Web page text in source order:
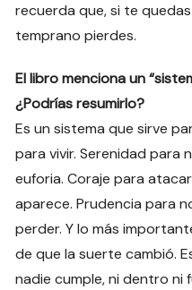
recuerda que, si te
temprano pierdes.
El libro menciona un
¿Podrías resumirlo?
Es un sistema que sirve
para vivir. Serenidad para
euforia. Coraje para
aparece. Prudencia para
perder. Y lo más
de que la suerte cambió.
nadie cumple, ni dentro ni